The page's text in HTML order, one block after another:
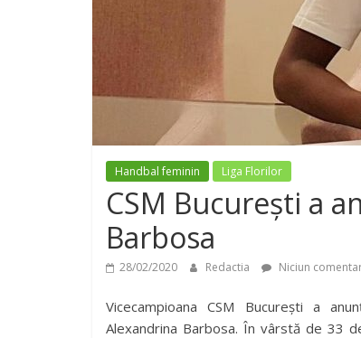
Handbal feminin Liga Florilor
CSM București a
Barbosa
28/02/2020 Redactia Niciun
Vicecampioana CSM București a
Alexandrina Barbosa. În vârstă de 33